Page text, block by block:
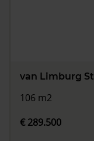
van Limburg
106 m2
€ 289.500